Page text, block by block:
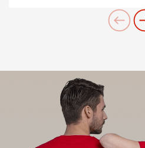
Cerchi
Oppure puoiaprire un